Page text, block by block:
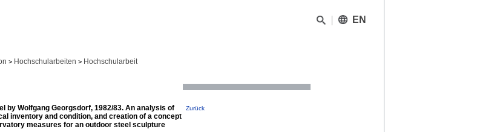
EN
> Hochschularbeiten > Hochschularbeit
by Wolfgang Georgsdorf, 1982/83. An analysis of
inventory and condition, and creation of a concept
measures for an outdoor steel sculpture
Zurück